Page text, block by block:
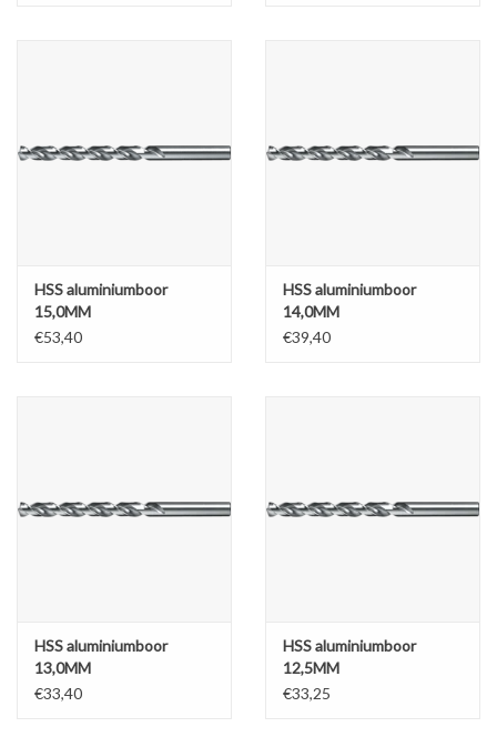
HSS aluminiumboor
15,0MM
€53,40
HSS aluminiumboor
14,0MM
€39,40
HSS aluminiumboor
13,0MM
€33,40
HSS aluminiumboor
12,5MM
€33,25